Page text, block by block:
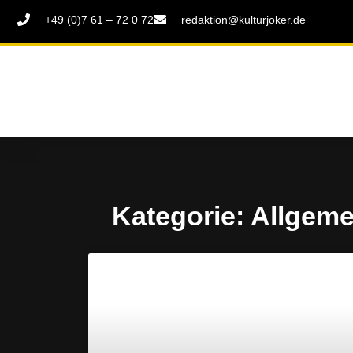
+49 (0)7 61 – 72 0 72 redaktion@kulturjoker.de
Kategorie: